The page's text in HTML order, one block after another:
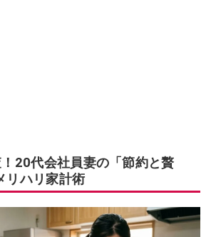
20代会社員妻の「節約と贅
リハリ家計術